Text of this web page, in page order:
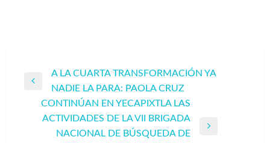
Navegación
entradas
Entrada
anterior
A LA CUARTA TRANSFORMACIÓN YA
NADIE LA PARA: PAOLA CRUZ
CONTINÚAN EN YECAPIXTLA LAS
ACTIVIDADES DE LA VII BRIGADA
NACIONAL DE BÚSQUEDA DE